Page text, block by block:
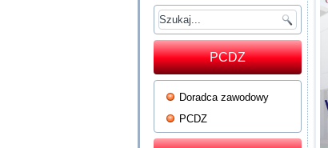
PCDZ
Doradca zawodowy
PCDZ